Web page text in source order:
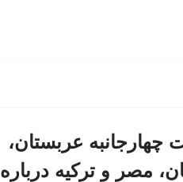
عربستان،
مصر و ترکیه درباره